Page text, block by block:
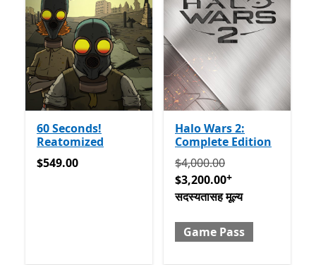
60 Seconds!
Reatomized
$549.00
$549.00
Halo Wars 2:
Complete Edition
मूलतः $4,000.00 आता
$4,000.00
$3,200.00+
सदस्यतासह मूल्य
Game Pass